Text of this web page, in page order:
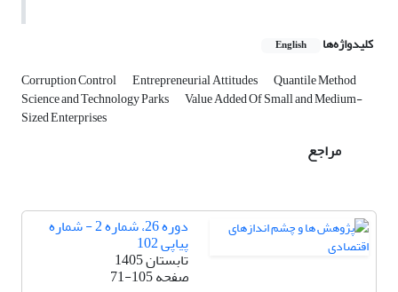
کلیدواژه‌ها English
Corruption Control Entrepreneurial Attitudes Quantile Method
Science and Technology Parks Value Added Of Small and Medium-
Sized Enterprises
مراجع
دوره 26، شماره 2 - شماره
پیاپی 102
تابستان 1405
صفحه71-105